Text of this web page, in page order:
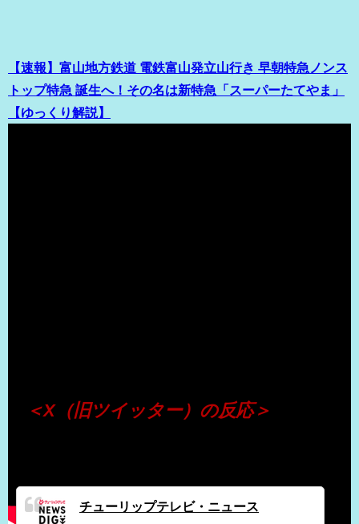
【速報】富山地方鉄道 電鉄富山発立山行き 早朝特急ノンス
トップ特急 誕生へ！その名は新特急「スーパーたてやま」
【ゆっくり解説】
＜X（旧ツイッター）の反応＞
チューリップテレビ・ニュース